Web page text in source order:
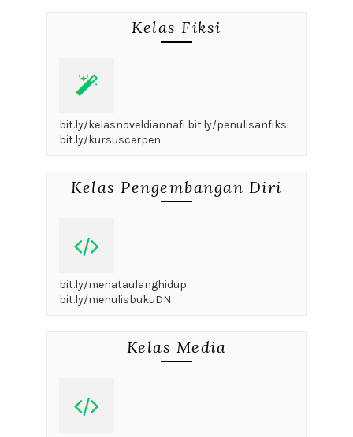
Kelas Fiksi
bit.ly/kelasnoveldiannafi bit.ly/penulisanfiksi
bit.ly/kursuscerpen
Kelas Pengembangan Diri
bit.ly/menataulanghidup
bit.ly/menulisbukuDN
Kelas Media